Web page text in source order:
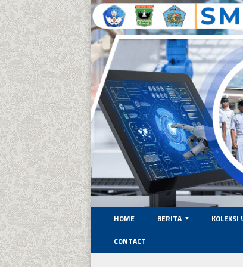
HOME BERITA KOLEKSI
CONTACT